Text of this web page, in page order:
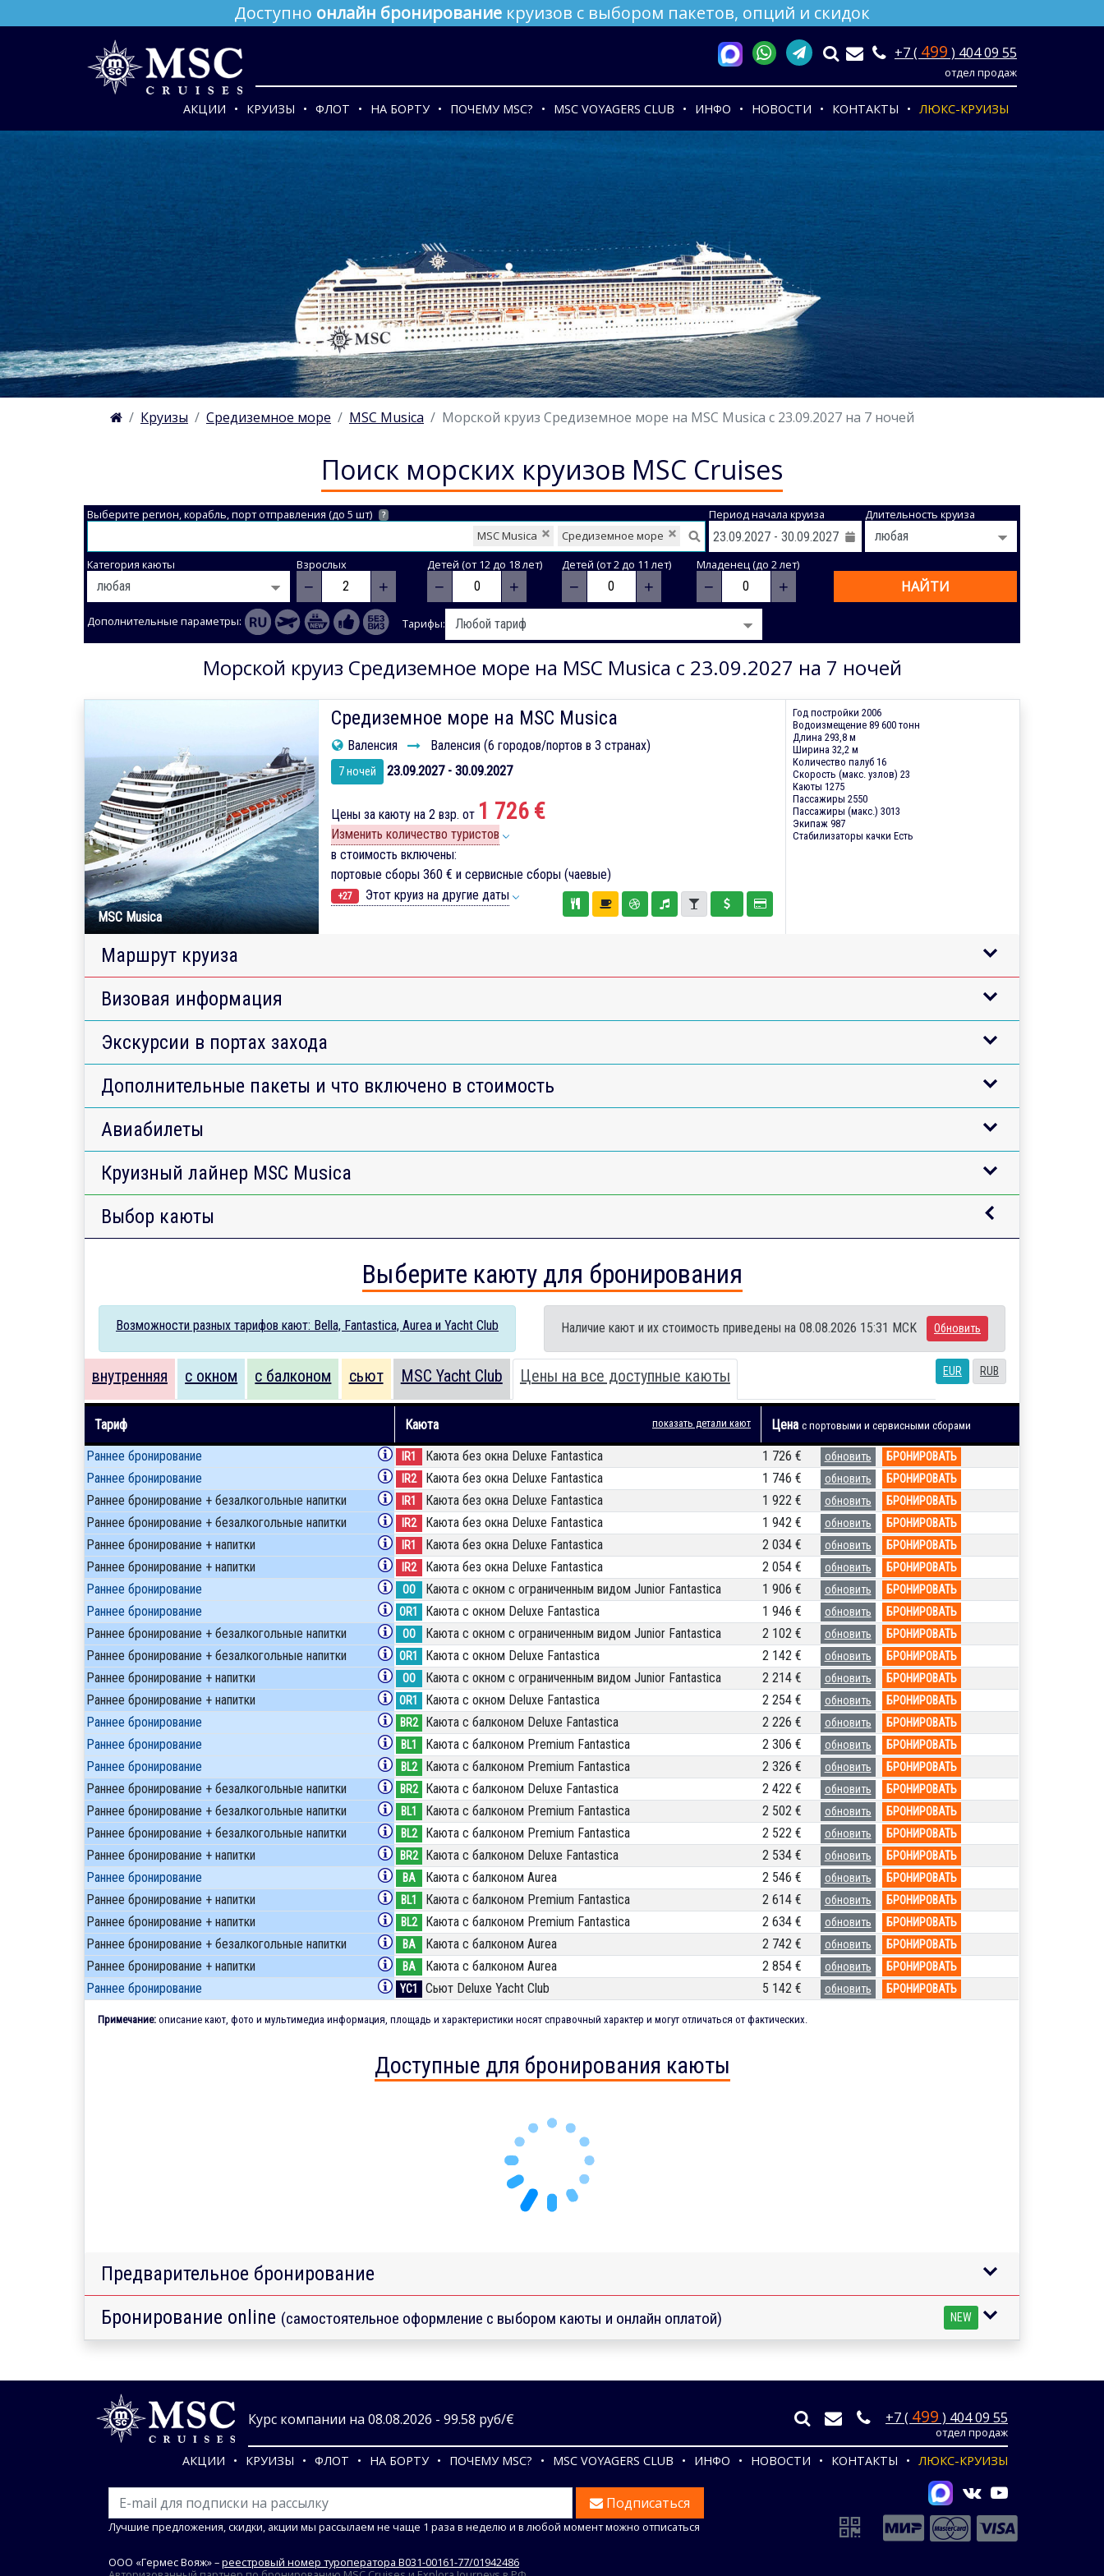
Доступно онлайн бронирование круизов с выбором пакетов, опций и скидок
+7 ( 499 ) 404 09 55
отдел продаж
АКЦИИ КРУИЗЫ ФЛОТ НА БОРТУ ПОЧЕМУ MSC? MSC VOYAGERS CLUB ИНФО НОВОСТИ КОНТАКТЫ ЛЮКС-КРУИЗЫ
Круизы Средиземное море MSC Musica Морской круиз Средиземное море на MSC Musica с 23.09.2027 на 7 ночей
Поиск морских круизов MSC Cruises
Выберите регион, корабль, порт отправления (до 5 шт) ?
Средиземное море
MSC Musica
Период начала круиза Длительность круиза
Категория каюты Взрослых
− +
Детей (от 12 до 18 лет)
− +
Детей (от 2 до 11 лет)
− +
Младенец (до 2 лет)
− + НАЙТИ
Дополнительные параметры: Тарифы:
Морской круиз Средиземное море на MSC Musica с 23.09.2027 на 7 ночей
MSC Musica
Средиземное море на MSC Musica
Валенсия Валенсия (6 городов/портов в 3 странах)
7 ночей 23.09.2027 - 30.09.2027
Цены за каюту на 2 взр. от 1 726 €
Изменить количество туристов
в стоимость включены:
портовые сборы 360 € и сервисные сборы (чаевые)
+27 Этот круиз на другие даты
Год постройки 2006
Водоизмещение 89 600 тонн
Длина 293,8 м
Ширина 32,2 м
Количество палуб 16
Скорость (макс. узлов) 23
Каюты 1275
Пассажиры 2550
Пассажиры (макс.) 3013
Экипаж 987
Стабилизаторы качки Есть
Маршрут круиза
Визовая информация
Экскурсии в портах захода
Дополнительные пакеты и что включено в стоимость
Авиабилеты
Круизный лайнер MSC Musica
Выбор каюты
Выберите каюту для бронирования
Возможности разных тарифов кают: Bella, Fantastica, Aurea и Yacht Club Наличие кают и их стоимость приведены на 08.08.2026 15:31 MCK Обновить
EUR RUB
внутренняя с окном с балконом сьют MSC Yacht Club Цены на все доступные каюты
Тариф Каюта показать детали кают Цена с портовыми и сервисными сборами
Раннее бронирование IR1 Каюта без окна Deluxe Fantastica 1 726 € обновить БРОНИРОВАТЬ
Раннее бронирование IR2 Каюта без окна Deluxe Fantastica 1 746 € обновить БРОНИРОВАТЬ
Раннее бронирование + безалкогольные напитки IR1 Каюта без окна Deluxe Fantastica 1 922 € обновить БРОНИРОВАТЬ
Раннее бронирование + безалкогольные напитки IR2 Каюта без окна Deluxe Fantastica 1 942 € обновить БРОНИРОВАТЬ
Раннее бронирование + напитки IR1 Каюта без окна Deluxe Fantastica 2 034 € обновить БРОНИРОВАТЬ
Раннее бронирование + напитки IR2 Каюта без окна Deluxe Fantastica 2 054 € обновить БРОНИРОВАТЬ
Раннее бронирование OO Каюта с окном с ограниченным видом Junior Fantastica 1 906 € обновить БРОНИРОВАТЬ
Раннее бронирование OR1 Каюта с окном Deluxe Fantastica 1 946 € обновить БРОНИРОВАТЬ
Раннее бронирование + безалкогольные напитки OO Каюта с окном с ограниченным видом Junior Fantastica 2 102 € обновить БРОНИРОВАТЬ
Раннее бронирование + безалкогольные напитки OR1 Каюта с окном Deluxe Fantastica 2 142 € обновить БРОНИРОВАТЬ
Раннее бронирование + напитки OO Каюта с окном с ограниченным видом Junior Fantastica 2 214 € обновить БРОНИРОВАТЬ
Раннее бронирование + напитки OR1 Каюта с окном Deluxe Fantastica 2 254 € обновить БРОНИРОВАТЬ
Раннее бронирование BR2 Каюта с балконом Deluxe Fantastica 2 226 € обновить БРОНИРОВАТЬ
Раннее бронирование BL1 Каюта с балконом Premium Fantastica 2 306 € обновить БРОНИРОВАТЬ
Раннее бронирование BL2 Каюта с балконом Premium Fantastica 2 326 € обновить БРОНИРОВАТЬ
Раннее бронирование + безалкогольные напитки BR2 Каюта с балконом Deluxe Fantastica 2 422 € обновить БРОНИРОВАТЬ
Раннее бронирование + безалкогольные напитки BL1 Каюта с балконом Premium Fantastica 2 502 € обновить БРОНИРОВАТЬ
Раннее бронирование + безалкогольные напитки BL2 Каюта с балконом Premium Fantastica 2 522 € обновить БРОНИРОВАТЬ
Раннее бронирование + напитки BR2 Каюта с балконом Deluxe Fantastica 2 534 € обновить БРОНИРОВАТЬ
Раннее бронирование BA Каюта с балконом Aurea 2 546 € обновить БРОНИРОВАТЬ
Раннее бронирование + напитки BL1 Каюта с балконом Premium Fantastica 2 614 € обновить БРОНИРОВАТЬ
Раннее бронирование + напитки BL2 Каюта с балконом Premium Fantastica 2 634 € обновить БРОНИРОВАТЬ
Раннее бронирование + безалкогольные напитки BA Каюта с балконом Aurea 2 742 € обновить БРОНИРОВАТЬ
Раннее бронирование + напитки BA Каюта с балконом Aurea 2 854 € обновить БРОНИРОВАТЬ
Раннее бронирование YC1 Сьют Deluxe Yacht Club 5 142 € обновить БРОНИРОВАТЬ
Примечание: описание кают, фото и мультимедиа информация, площадь и характеристики носят справочный характер и могут отличаться от фактических.
Доступные для бронирования каюты
Предварительное бронирование
Бронирование online (самостоятельное оформление с выбором каюты и онлайн оплатой) NEW
Курс компании на 08.08.2026 - 99.58 руб/€ +7 ( 499 ) 404 09 55
отдел продаж
АКЦИИ КРУИЗЫ ФЛОТ НА БОРТУ ПОЧЕМУ MSC? MSC VOYAGERS CLUB ИНФО НОВОСТИ КОНТАКТЫ ЛЮКС-КРУИЗЫ
Подписаться
Лучшие предложения, скидки, акции мы рассылаем не чаще 1 раза в неделю и в любой момент можно отписаться
ООО «Гермес Вояж» –реестровый номер туроператора В031-00161-77/01942486